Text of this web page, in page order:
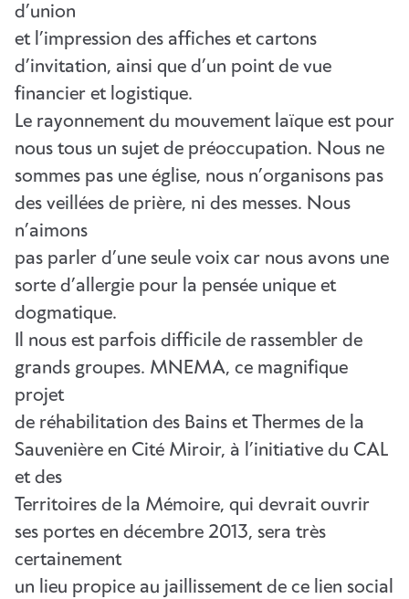
d’union
et l’impression des affiches et cartons
d’invitation, ainsi que d’un point de vue
financier et logistique.
Le rayonnement du mouvement laïque est pour
nous tous un sujet de préoccupation. Nous ne
sommes pas une église, nous n’organisons pas
des veillées de prière, ni des messes. Nous
n’aimons
pas parler d’une seule voix car nous avons une
sorte d’allergie pour la pensée unique et
dogmatique.
Il nous est parfois difficile de rassembler de
grands groupes. MNEMA, ce magnifique
projet
de réhabilitation des Bains et Thermes de la
Sauvenière en Cité Miroir, à l’initiative du CAL
et des
Territoires de la Mémoire, qui devrait ouvrir
ses portes en décembre 2013, sera très
certainement
un lieu propice au jaillissement de ce lien social